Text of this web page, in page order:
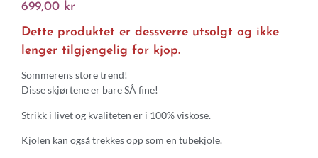
699,00 kr
Dette produktet er dessverre utsolgt og ikke
lenger tilgjengelig for kjop.
Sommerens store trend!
Disse skjørtene er bare SÅ fine!
Strikk i livet og kvaliteten er i 100% viskose.
Kjolen kan også trekkes opp som en tubekjole.